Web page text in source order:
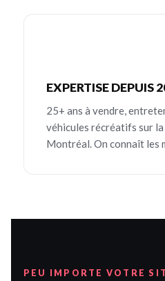
EXPERTISE DEPUIS
25+ ans à vendre,
véhicules récréatifs sur
Montréal. On connaît les
PEU IMPORTE VOTRE